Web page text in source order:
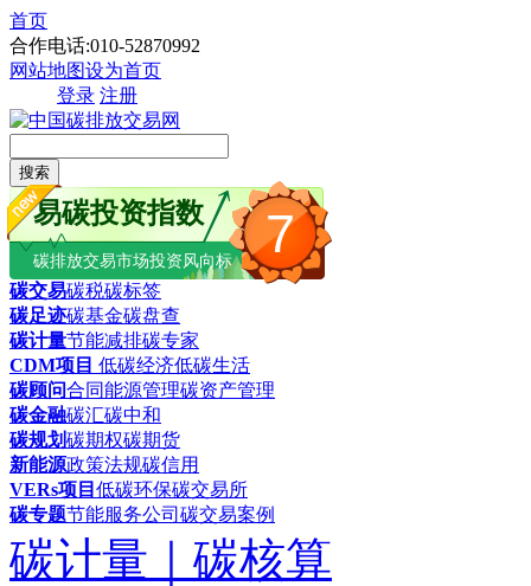
首页
合作电话:010-52870992
网站地图设为首页
登录 注册
搜索
7
易碳投资指数
碳排放交易市场投资风向标
碳交易碳税碳标签
碳足迹碳基金碳盘查
碳计量节能减排碳专家
CDM项目 低碳经济低碳生活
碳顾问合同能源管理碳资产管理
碳金融碳汇碳中和
碳规划碳期权碳期货
新能源政策法规碳信用
VERs项目 低碳环保碳交易所
碳专题节能服务公司 碳交易案例
碳计量｜碳核算